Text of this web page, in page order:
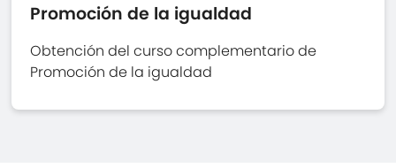
Promoción de la igualdad
Obtención del curso complementario de
Promoción de la igualdad